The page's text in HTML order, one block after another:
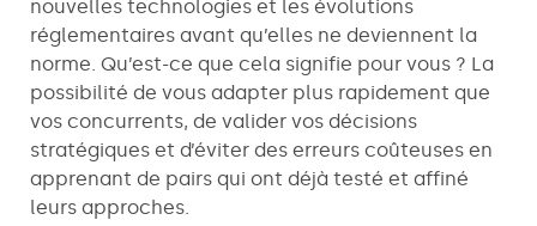
nouvelles technologies et les évolutions
réglementaires avant qu’elles ne deviennent la
norme. Qu’est-ce que cela signifie pour vous ? La
possibilité de vous adapter plus rapidement que
vos concurrents, de valider vos décisions
stratégiques et d’éviter des erreurs coûteuses en
apprenant de pairs qui ont déjà testé et affiné
leurs approches.